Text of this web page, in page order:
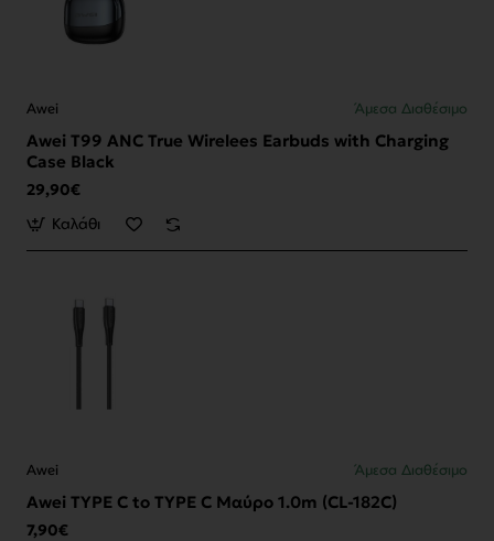
Awei Άμεσα Διαθέσιμο
Awei T99 ANC True Wirelees Earbuds with Charging
Case Black
29,90€
Καλάθι
Awei Άμεσα Διαθέσιμο
Awei TYPE C to TYPE C Μαύρο 1.0m (CL-182C)
7,90€